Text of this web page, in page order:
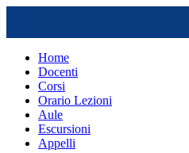
Home
Docenti
Corsi
Orario Lezioni
Aule
Escursioni
Appelli